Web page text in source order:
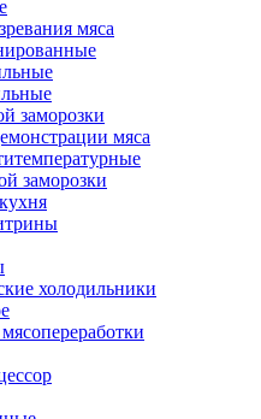
мяса
заморозки
мяса
заморозки
холодильники